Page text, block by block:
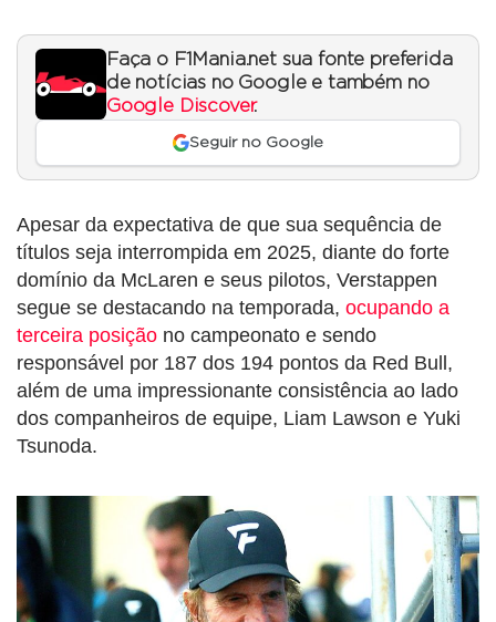
Faça o F1Mania.net sua fonte preferida
de notícias no Google e também no
Google Discover.
Seguir no Google
Apesar da expectativa de que sua sequência de
títulos seja interrompida em 2025, diante do forte
domínio da McLaren e seus pilotos, Verstappen
segue se destacando na temporada, ocupando a
terceira posição no campeonato e sendo
responsável por 187 dos 194 pontos da Red Bull,
além de uma impressionante consistência ao lado
dos companheiros de equipe, Liam Lawson e Yuki
Tsunoda.